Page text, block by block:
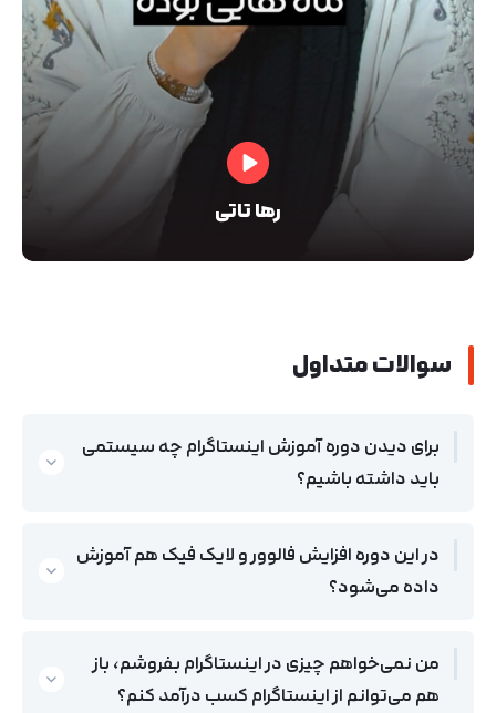
رها تاتی
سوالات متداول
برای دیدن دوره آموزش اینستاگرام چه سیستمی
باید داشته باشیم؟
در این دوره افزایش فالوور و لایک فیک هم آموزش
داده می‌شود؟
من نمی‌خواهم چیزی در اینستاگرام بفروشم، باز
هم می‌توانم از اینستاگرام کسب درآمد کنم؟